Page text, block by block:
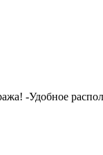
-Удобное